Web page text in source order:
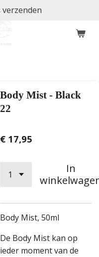
Body Mist - Black
22
€ 17,95
In
Body Mist, 50ml
De Body Mist kan op
ieder moment van de